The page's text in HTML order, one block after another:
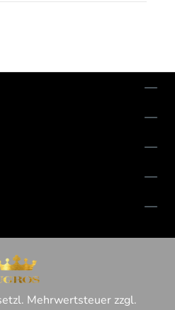
Mehrwertsteuer zzgl.